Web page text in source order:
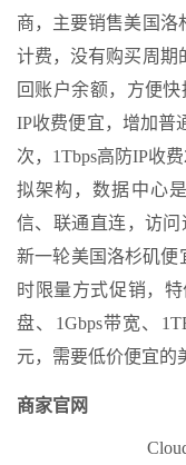
商，主要销售美国洛
计费，没有购买周期
回账户余额，方便
IP收费便宜，增加普
次，1Tbps高防IP收
拟架构，数据中心
信、联通直连，访问
新一轮美国洛杉矶便
时限量方式促销，
盘、1Gbps带宽、
元，需要低价便宜的
商家官网